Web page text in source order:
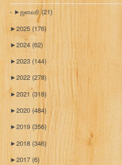
►ஜனவரி(21)
►2025 (176)
►2024 (62)
►2023 (144)
►2022 (278)
►2021 (318)
►2020 (484)
►2019 (356)
►2018 (346)
►2017 (6)